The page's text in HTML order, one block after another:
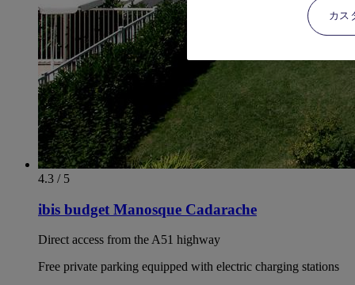
4.3 / 5
ibis budget Manosque Cadarache
Direct access from the A51 highway
Free private parking equipped with electric charging stations
カス